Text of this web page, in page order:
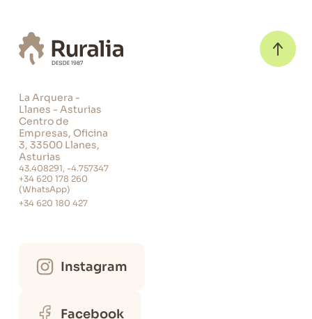
La Arquera -
Llanes - Asturias
Centro de
Empresas, Oficina
3, 33500 Llanes,
Asturias
43.408291, -4.757347
+34 620 178 260
(WhatsApp)
+34 620 180 427
Instagram
Facebook